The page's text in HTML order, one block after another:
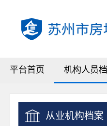
平台首页 机构人员
从业机构档案